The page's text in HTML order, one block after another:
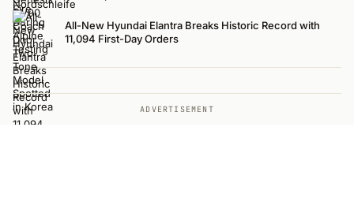
All-New Hyundai Elantra Breaks Historic Record with
11,094 First-Day Orders
ADVERTISEMENT